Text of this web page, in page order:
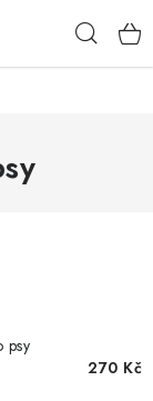
psy
270 Kč